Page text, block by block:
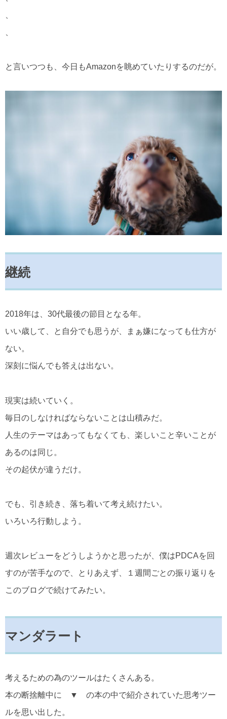
と言いつつも、今日もAmazonを眺めていたりするのだが。
継続
2018年は、30代最後の節目となる年。
いい歳して、と自分でも思うが、まぁ嫌になっても仕方が
ない。
深刻に悩んでも答えは出ない。
現実は続いていく。
毎日のしなければならないことは山積みだ。
人生のテーマはあってもなくても、楽しいこと辛いことが
あるのは同じ。
その起伏が違うだけ。
でも、引き続き、落ち着いて考え続けたい。
いろいろ行動しよう。
週次レビューをどうしようかと思ったが、僕はPDCAを回
すのが苦手なので、とりあえず、１週間ごとの振り返りを
このブログで続けてみたい。
マンダラート
考えるための為のツールはたくさんある。
本の断捨離中に ▼ の本の中で紹介されていた思考ツー
ルを思い出した。